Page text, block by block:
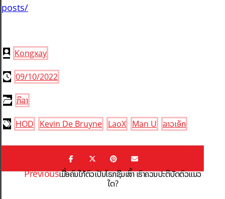
posts/
Kongxay
09/10/2022
ກິລາ
HOD Kevin De Bruyne LaoX Man U ລາວເອັກ
Previousເມື່ອຄົນໃກ້ຕົວເປັນໂຣກຊຶມເສົ້າ ເຮົາຄວນປະຕິບັດຕົວແນວ
ໃດ?